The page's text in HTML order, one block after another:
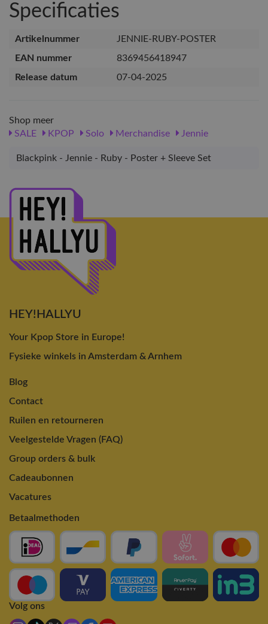
Specificaties
Artikelnummer
JENNIE-RUBY-POSTER
EAN nummer
8369456418947
Release datum
07-04-2025
Shop meer
SALE
KPOP Solo Merchandise Jennie
Blackpink - Jennie - Ruby - Poster + Sleeve Set
HEY!HALLYU
Your Kpop Store in Europe!
Fysieke winkels in Amsterdam & Arnhem
Blog
Contact
Ruilen en retourneren
Veelgestelde Vragen (FAQ)
Group orders & bulk
Cadeaubonnen
Vacatures
Betaalmethoden
Volg ons